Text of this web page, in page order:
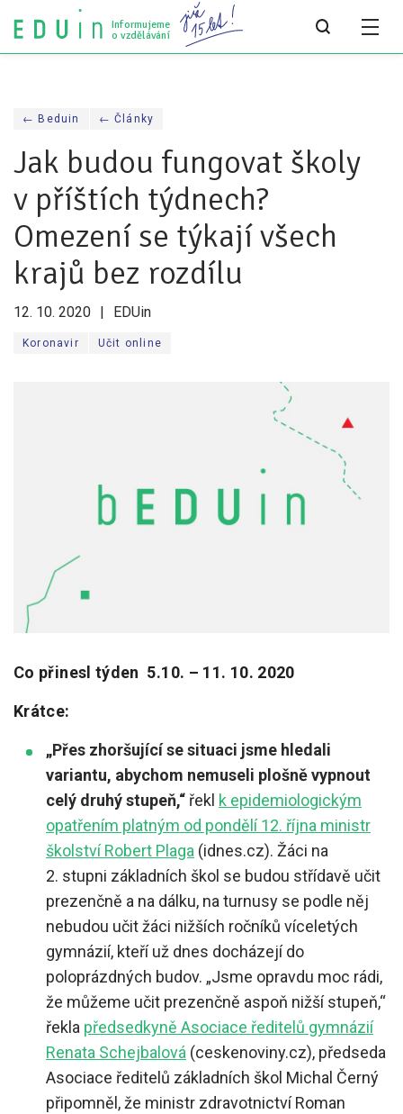
Informujeme
o vzdělávání
Všechny články
Všechny články
Analýzy
Audit vzdělávacího systému
Všechny analýzy
Pro média
Kápézetka - průvodce pro zřizovatele
O nás
← Beduin ← Články
Jak budou fungovat školy
v příštích týdnech?
Omezení se týkají všech
krajů bez rozdílu
12. 10. 2020 EDUin
Koronavir Učit online
Co přinesl týden 5.10. – 11. 10. 2020
Krátce:
„Přes zhoršující se situaci jsme hledali
variantu, abychom nemuseli plošně vypnout
celý druhý stupeň,“ řekl k epidemiologickým
opatřením platným od pondělí 12. října ministr
školství Robert Plaga (idnes.cz). Žáci na
2. stupni základních škol se budou střídavě učit
prezenčně a na dálku, na turnusy se podle něj
nebudou učit žáci nižších ročníků víceletých
gymnázií, kteří už dnes docházejí do
poloprázdných budov. „Jsme opravdu moc rádi,
že můžeme učit prezenčně aspoň nižší stupeň,“
řekla předsedkyně Asociace ředitelů gymnázií
Renata Schejbalová (ceskenoviny.cz), předseda
Asociace ředitelů základních škol Michal Černý
připomněl, že ministr zdravotnictví Roman